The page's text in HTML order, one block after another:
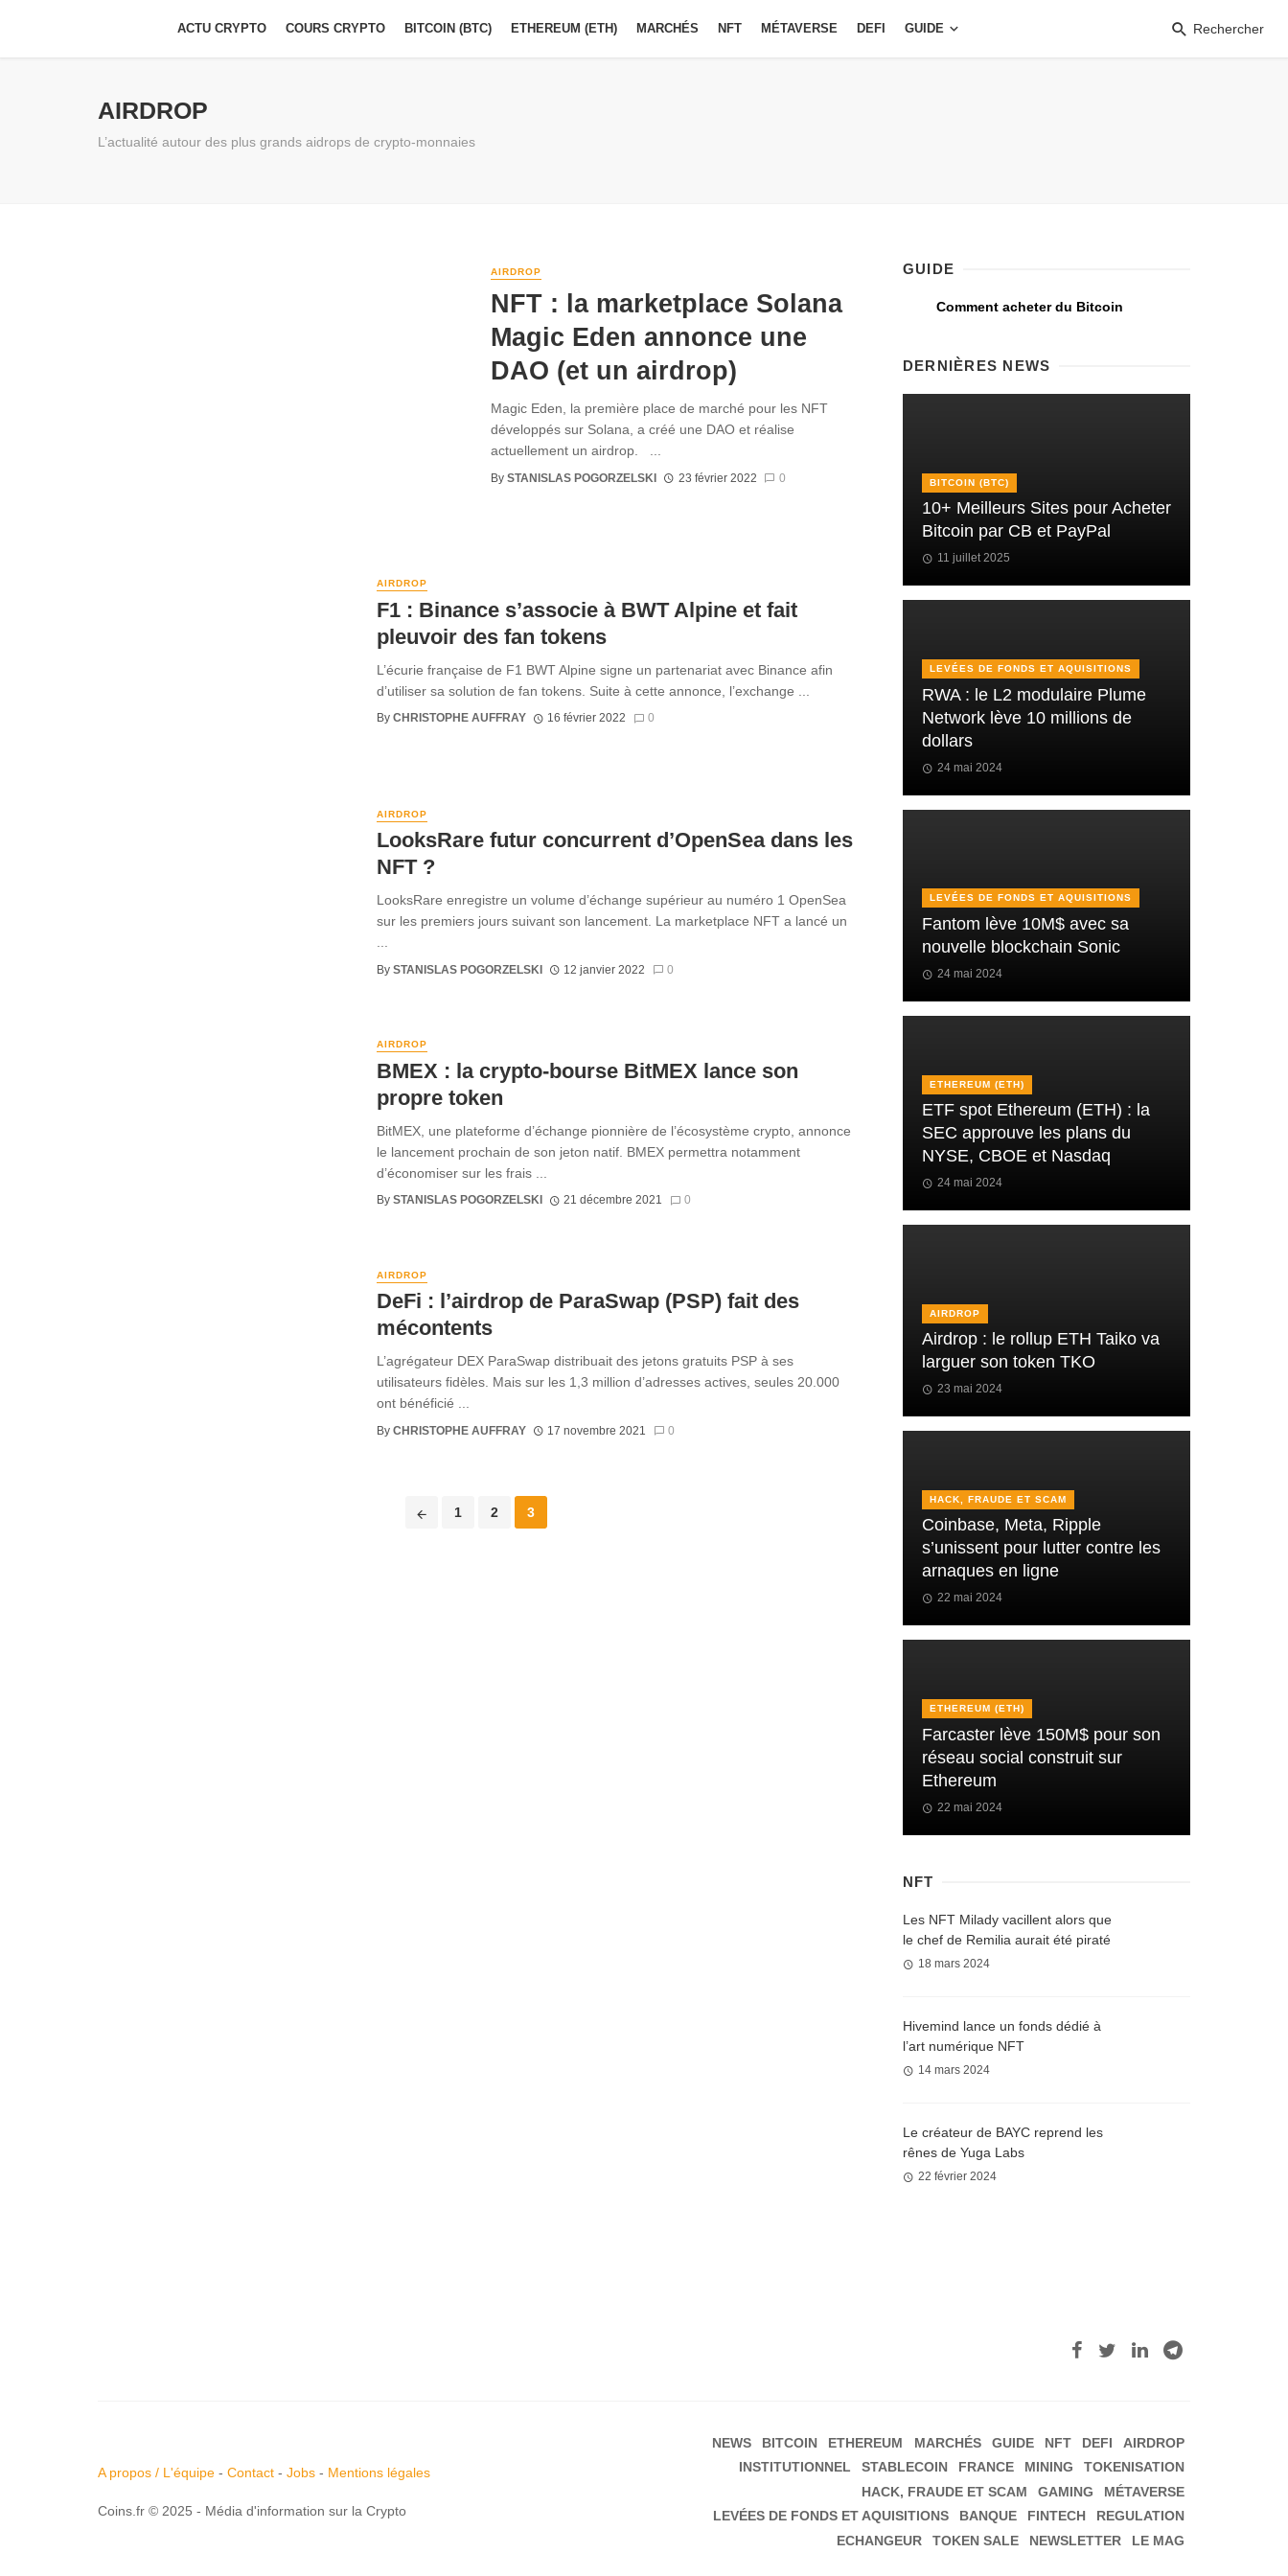
ACTU CRYPTO COURS CRYPTO BITCOIN (BTC) ETHEREUM (ETH) MARCHÉS NFT MÉTAVERSE DEFI GUIDE Rechercher
AIRDROP
L’actualité autour des plus grands aidrops de crypto-monnaies
AIRDROP
NFT : la marketplace Solana
Magic Eden annonce une
DAO (et un airdrop)
Magic Eden, la première place de marché pour les NFT
développés sur Solana, a créé une DAO et réalise
actuellement un airdrop. ...
By STANISLAS POGORZELSKI 23 février 2022 0
AIRDROP
F1 : Binance s’associe à BWT Alpine et fait
pleuvoir des fan tokens
L’écurie française de F1 BWT Alpine signe un partenariat avec Binance afin
d’utiliser sa solution de fan tokens. Suite à cette annonce, l’exchange ...
By CHRISTOPHE AUFFRAY 16 février 2022 0
AIRDROP
LooksRare futur concurrent d’OpenSea dans les
NFT ?
LooksRare enregistre un volume d’échange supérieur au numéro 1 OpenSea
sur les premiers jours suivant son lancement. La marketplace NFT a lancé un
By STANISLAS POGORZELSKI 12 janvier 2022 0
AIRDROP
BMEX : la crypto-bourse BitMEX lance son
propre token
BitMEX, une plateforme d’échange pionnière de l’écosystème crypto, annonce
le lancement prochain de son jeton natif. BMEX permettra notamment
d’économiser sur les frais ...
By STANISLAS POGORZELSKI 21 décembre 2021 0
AIRDROP
DeFi : l’airdrop de ParaSwap (PSP) fait des
mécontents
L’agrégateur DEX ParaSwap distribuait des jetons gratuits PSP à ses
utilisateurs fidèles. Mais sur les 1,3 million d’adresses actives, seules 20.000
ont bénéficié ...
By CHRISTOPHE AUFFRAY 17 novembre 2021 0
1 2 3
GUIDE
Comment acheter du Bitcoin
DERNIÈRES NEWS
BITCOIN (BTC)
10+ Meilleurs Sites pour Acheter
Bitcoin par CB et PayPal
11 juillet 2025
LEVÉES DE FONDS ET AQUISITIONS
RWA : le L2 modulaire Plume
Network lève 10 millions de
dollars
24 mai 2024
LEVÉES DE FONDS ET AQUISITIONS
Fantom lève 10M$ avec sa
nouvelle blockchain Sonic
24 mai 2024
ETHEREUM (ETH)
ETF spot Ethereum (ETH) : la
SEC approuve les plans du
NYSE, CBOE et Nasdaq
24 mai 2024
AIRDROP
Airdrop : le rollup ETH Taiko va
larguer son token TKO
23 mai 2024
HACK, FRAUDE ET SCAM
Coinbase, Meta, Ripple
s’unissent pour lutter contre les
arnaques en ligne
22 mai 2024
ETHEREUM (ETH)
Farcaster lève 150M$ pour son
réseau social construit sur
Ethereum
22 mai 2024
NFT
Les NFT Milady vacillent alors que
le chef de Remilia aurait été piraté
18 mars 2024
Hivemind lance un fonds dédié à
l’art numérique NFT
14 mars 2024
Le créateur de BAYC reprend les
rênes de Yuga Labs
22 février 2024
A propos / L'équipe - Contact - Jobs - Mentions légales
Coins.fr © 2025 - Média d'information sur la Crypto
NEWS BITCOIN ETHEREUM MARCHÉS GUIDE NFT DEFI
AIRDROP
INSTITUTIONNEL
STABLECOIN FRANCE MINING
TOKENISATION
HACK, FRAUDE ET SCAM
GAMING
MÉTAVERSE
LEVÉES DE FONDS ET AQUISITIONS
BANQUE FINTECH
REGULATION
ECHANGEUR
TOKEN SALE NEWSLETTER LE MAG